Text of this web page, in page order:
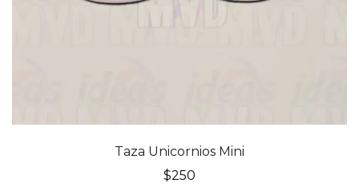
Taza Unicornios Mini
$250